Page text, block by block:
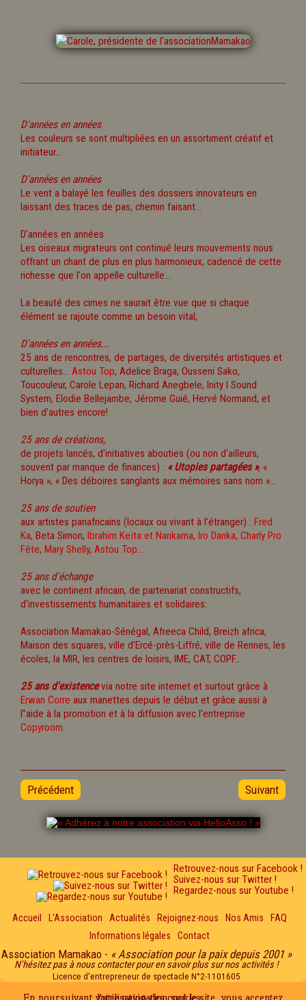
D'années en années
Les couleurs se sont multipliées en un assortiment créatif et
initiateur...
D'années en années
Le vent a balayé les feuilles des dossiers innovateurs en
laissant des traces de pas, chemin faisant...
D'années en années
Les oiseaux migrateurs ont continué leurs mouvements nous
offrant un chant de plus en plus harmonieux, cadencé de cette
richesse que l'on appelle culturelle...
La beauté des cimes ne saurait être vue que si chaque
élément se rajoute comme un besoin vital,
D'années en années...
25 ans de rencontres, de partages, de diversités artistiques et
culturelles... Astou Top, Adelice Braga, Ousseni Sako,
Toucouleur, Carole Lepan, Richard Anegbele, Inity I Sound
System, Elodie Bellejambe, Jérome Guié, Hervé Normand, et
bien d'autres encore!
25 ans de créations,
de projets lancés, d'initiatives abouties (ou non d'ailleurs,
souvent par manque de finances) : « Utopies partagées », «
Horya », « Des déboires sanglants aux mémoires sans nom »...
25 ans de soutien
aux artistes panafricains (locaux ou vivant à l'étranger) : Fred
Ka, Beta Simon, Ibrahim Keïta et Nankama, Iro Danka, Charly Pro
Fête, Mary Shelly, Astou Top...
25 ans d'échange
avec le continent africain, de partenariat constructifs,
d'investissements humanitaires et solidaires:
Association Mamakao-Sénégal, Afreeca Child, Breizh africa,
Maison des squares, ville d'Ercé-près-Liffré, ville de Rennes, les
écoles, la MIR, les centres de loisirs, IME, CAT, COPF...
25 ans d'existence via notre site internet et surtout grâce à
Erwan Corre aux manettes depuis le début et grâce aussi à
l''aide à la promotion et à la diffusion avec l'entreprise
Copyroom.
Précédent Suivant
Retrouvez-nous sur Facebook !
Suivez-nous sur Twitter !
Regardez-nous sur Youtube !
Accueil L'Association Actualités Rejoignez-nous Nos Amis
FAQ
Informations légales
Contact
Association Mamakao - « Association pour la paix depuis 2001 »
N'hésitez pas à nous contacter pour en savoir plus sur nos activités !
Licence d'entrepreneur de spectacle N°2-1101605
En poursuivant votre navigation sur le site, vous acceptez l'utilisation des cookies...